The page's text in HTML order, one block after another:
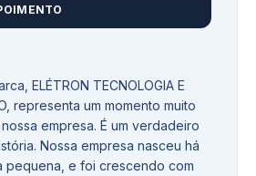
ELÉTRON TECNOLOGIA E
representa um momento muito
empresa. É um verdadeiro
Nossa empresa nasceu há
pequena, e foi crescendo com